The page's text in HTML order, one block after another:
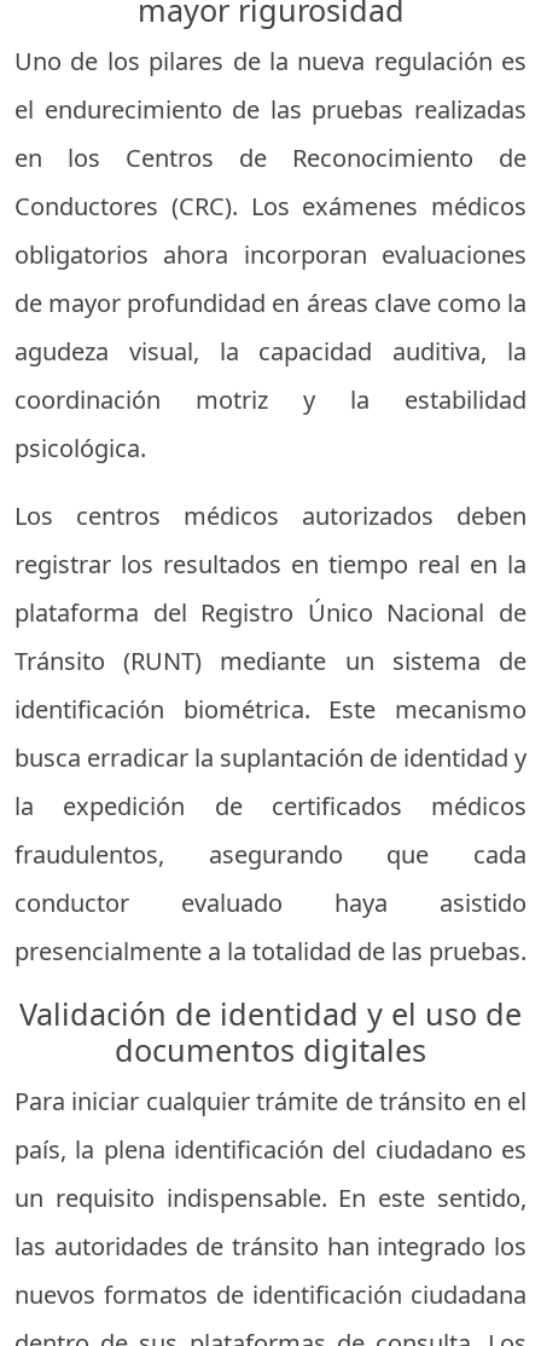
mayor rigurosidad
Uno de los pilares de la nueva regulación es
el endurecimiento de las pruebas realizadas
en los Centros de Reconocimiento de
Conductores (CRC). Los exámenes médicos
obligatorios ahora incorporan evaluaciones
de mayor profundidad en áreas clave como la
agudeza visual, la capacidad auditiva, la
coordinación motriz y la estabilidad
psicológica.
Los centros médicos autorizados deben
registrar los resultados en tiempo real en la
plataforma del Registro Único Nacional de
Tránsito (RUNT) mediante un sistema de
identificación biométrica. Este mecanismo
busca erradicar la suplantación de identidad y
la expedición de certificados médicos
fraudulentos, asegurando que cada
conductor evaluado haya asistido
presencialmente a la totalidad de las pruebas.
Validación de identidad y el uso de
documentos digitales
Para iniciar cualquier trámite de tránsito en el
país, la plena identificación del ciudadano es
un requisito indispensable. En este sentido,
las autoridades de tránsito han integrado los
nuevos formatos de identificación ciudadana